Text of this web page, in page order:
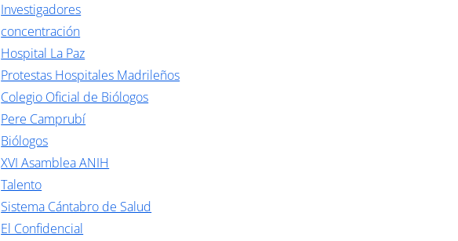
Investigadores
concentración
Hospital La Paz
Protestas Hospitales Madrileños
Colegio Oficial de Biólogos
Pere Camprubí
Biólogos
XVI Asamblea ANIH
Talento
Sistema Cántabro de Salud
El Confidencial